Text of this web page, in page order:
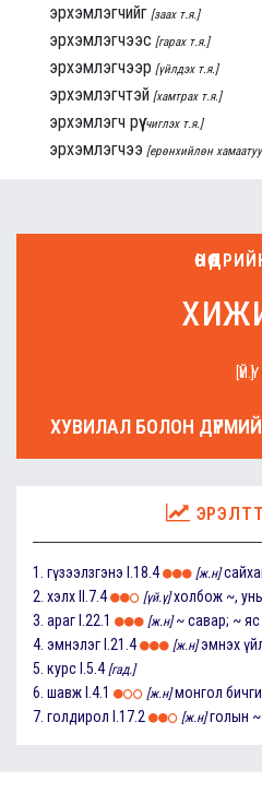
эрхэмлэгчийг [заах т.я.]
эрхэмлэгчээс [гарах т.я.]
эрхэмлэгчээр [үйлдэх т.я.]
эрхэмлэгчтэй [хамтрах т.я.]
эрхэмлэгч рүү [чиглэх т.я.]
эрхэмлэгчээ [ерөнхийлөн
[ҮЙ.Ү]
ХУВИЛАЛ БОЛОН
1. гүзээлзгэнэ I.18.4 [ж.н]
2. хэлх II.7.4 [үй.ү] холбож ~,
3. араг I.22.1 [ж.н] ~ савар; ~ яс
4. эмнэлэг I.21.4 [ж.н] эмнэх
5. курс I.5.4 [гад.]
6. шавж I.4.1 [ж.н] монгол
7. голдирол I.17.2 [ж.н] голын ~